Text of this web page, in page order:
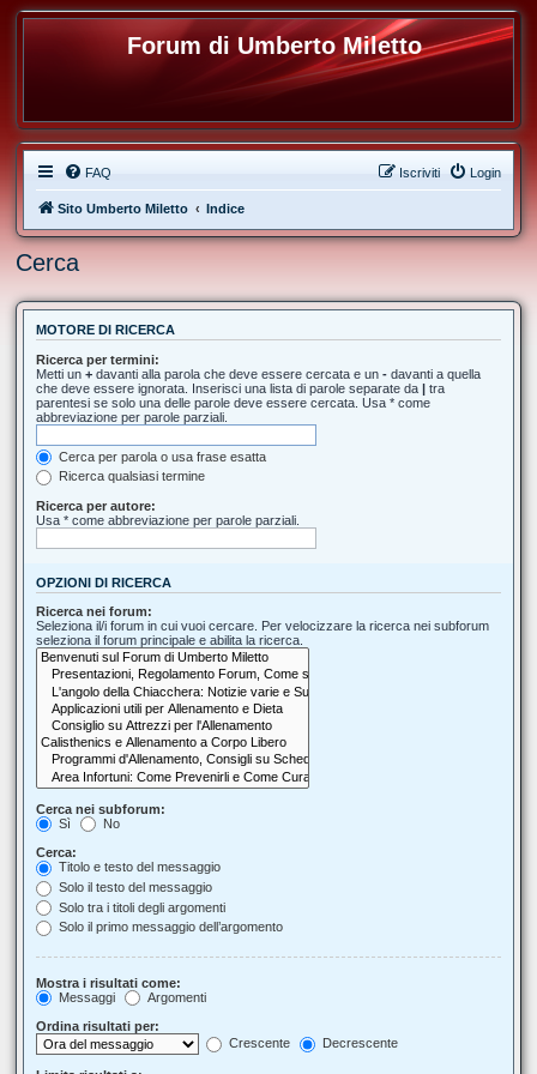
Forum di Umberto Miletto
FAQ Login
Iscriviti
Sito Umberto Miletto Indice
Cerca
MOTORE DI RICERCA
Ricerca per termini:
Metti un + davanti alla parola che deve essere cercata e un - davanti a quella
che deve essere ignorata. Inserisci una lista di parole separate da | tra
parentesi se solo una delle parole deve essere cercata. Usa * come
abbreviazione per parole parziali.
Cerca per parola o usa frase esatta
Ricerca qualsiasi termine
Ricerca per autore:
Usa * come abbreviazione per parole parziali.
OPZIONI DI RICERCA
Ricerca nei forum:
Seleziona il/i forum in cui vuoi cercare. Per velocizzare la ricerca nei subforum
seleziona il forum principale e abilita la ricerca.
Cerca nei subforum:
Sì
No
Cerca:
Titolo e testo del messaggio
Solo il testo del messaggio
Solo tra i titoli degli argomenti
Solo il primo messaggio dell’argomento
Mostra i risultati come:
Messaggi
Argomenti
Ordina risultati per:
Crescente
Decrescente